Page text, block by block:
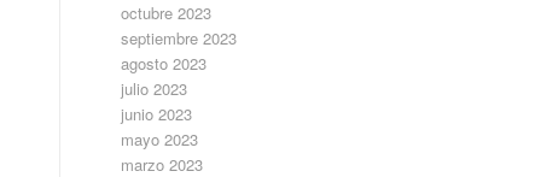
octubre 2023
septiembre 2023
agosto 2023
julio 2023
junio 2023
mayo 2023
marzo 2023